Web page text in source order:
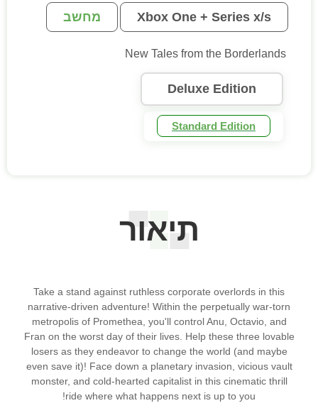
Xbox One + Series x/s מחשב
New Tales from the Borderlands
Deluxe Edition
Standard Edition
תיאור
Take a stand against ruthless corporate overlords in this
narrative-driven adventure! Within the perpetually war-torn
metropolis of Promethea, you'll control Anu, Octavio, and
Fran on the worst day of their lives. Help these three lovable
losers as they endeavor to change the world (and maybe
even save it)! Face down a planetary invasion, vicious vault
monster, and cold-hearted capitalist in this cinematic thrill
ride where what happens next is up to you!